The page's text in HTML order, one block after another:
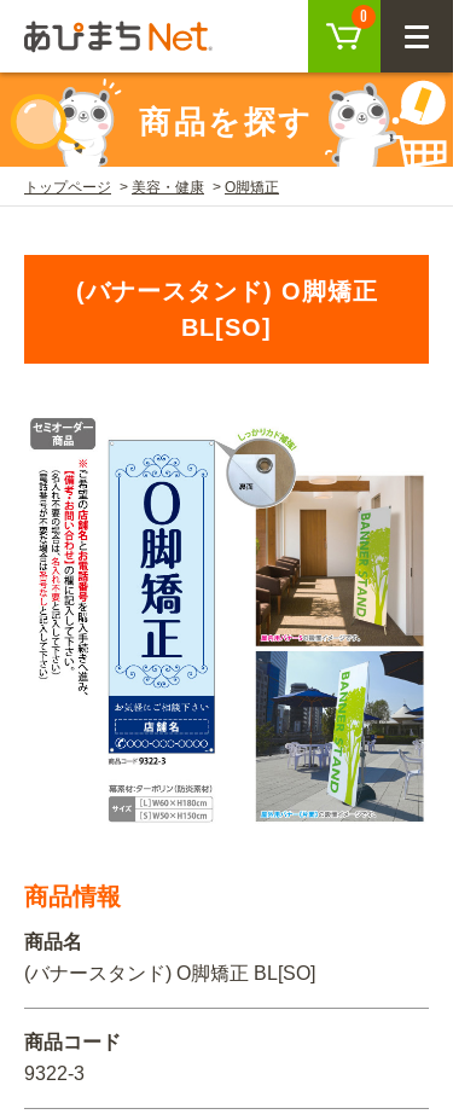
0
CLOSE
ログイン
会員登録
SEARCH
注目キーワード
チュクミ 韓国グルメ 駐車場 鍋 夏
CATEGORY
飲食 住まい・暮らし
美容・健康 地域・観光
イベント・季節 不動産・建築
USER GUIDE
ご利用ガイド トップ
取り扱い商品一覧
既製デザイン商品注文方法
オリジナルオーダー注文方法
料金一覧
お支払方法
初めての方へ
BEGINNER'S GUIDE
初めての方へ トップ
商品について
お客様の声
オリジナルオーダー制作事例
商品を探す
トップページ 美容・健康 O脚矯正
(バナースタンド) O脚矯正
BL[SO]
商品情報
商品名
(バナースタンド) O脚矯正 BL[SO]
商品コード
9322-3